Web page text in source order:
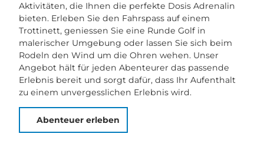
Aktivitäten, die Ihnen die perfekte Dosis Adrenalin
bieten. Erleben Sie den Fahrspass auf einem
Trottinett, geniessen Sie eine Runde Golf in
malerischer Umgebung oder lassen Sie sich beim
Rodeln den Wind um die Ohren wehen. Unser
Angebot hält für jeden Abenteurer das passende
Erlebnis bereit und sorgt dafür, dass Ihr Aufenthalt
zu einem unvergesslichen Erlebnis wird.
Abenteuer erleben